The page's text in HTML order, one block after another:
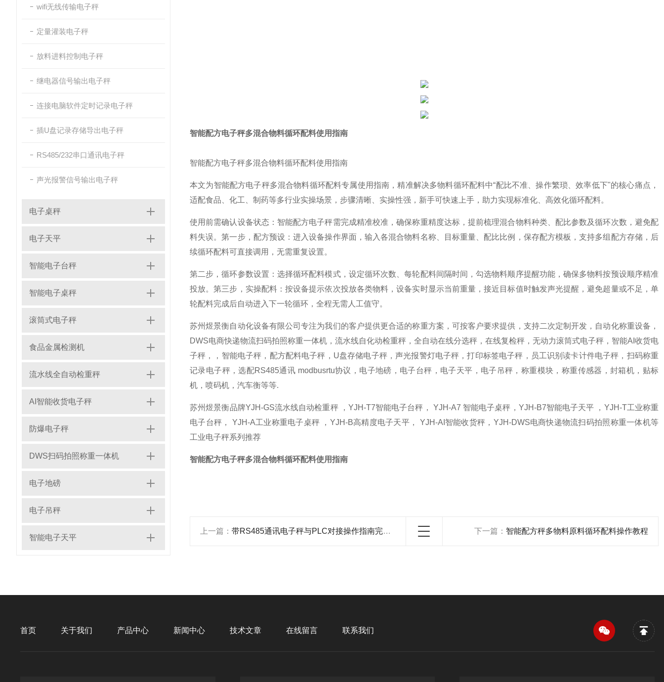
wifi无线传输电子秤
定量灌装电子秤
放料进料控制电子秤
继电器信号输出电子秤
连接电脑软件定时记录电子秤
插U盘记录存储导出电子秤
RS485/232串口通讯电子秤
声光报警信号输出电子秤
电子桌秤
电子天平
智能电子台秤
智能电子桌秤
滚筒式电子秤
食品金属检测机
流水线全自动检重秤
AI智能收货电子秤
防爆电子秤
DWS扫码拍照称重一体机
电子地磅
电子吊秤
智能电子天平
智能配方电子秤多混合物料循环配料使用指南
智能配方电子秤多混合物料循环配料使用指南
本文为智能配方电子秤多混合物料循环配料专属使用指南，精准解决多物料循环配料中“配比不准、操作繁琐、效率低下"的核心痛点，
适配食品、化工、制药等多行业实操场景，步骤清晰、实操性强，新手可快速上手，助力实现标准化、高效化循环配料。
使用前需确认设备状态：智能配方电子秤需完成精准校准，确保称重精度达标，提前梳理混合物料种类、配比参数及循环次数，避免配
料失误。第一步，配方预设：进入设备操作界面，输入各混合物料名称、目标重量、配比比例，保存配方模板，支持多组配方存储，后
续循环配料可直接调用，无需重复设置。
第二步，循环参数设置：选择循环配料模式，设定循环次数、每轮配料间隔时间，勾选物料顺序提醒功能，确保多物料按预设顺序精准
投放。第三步，实操配料：按设备提示依次投放各类物料，设备实时显示当前重量，接近目标值时触发声光提醒，避免超量或不足，单
轮配料完成后自动进入下一轮循环，全程无需人工值守。
苏州煜景衡自动化设备有限公司专注为我们的客户提供更合适的称重方案，可按客户要求提供，支持二次定制开发，自动化称重设备，
DWS电商快递物流扫码拍照称重一体机，流水线自化动检重秤，全自动在线分选秤，在线复检秤，无动力滚筒式电子秤，智能AI收货电
子秤，，智能电子秤，配方配料电子秤，U盘存储电子秤，声光报警灯电子秤，打印标签电子秤，员工识别读卡计件电子秤，扫码称重
记录电子秤，选配RS485通讯 modbusrtu协议，电子地磅，电子台秤，电子天平，电子吊秤，称重模块，称重传感器，封箱机，贴标
机，喷码机，汽车衡等等.
苏州煜景衡品牌YJH-GS流水线自动检重秤 ，YJH-T7智能电子台秤， YJH-A7 智能电子桌秤，YJH-B7智能电子天平 ，YJH-T工业称重
电子台秤， YJH-A工业称重电子桌秤 ，YJH-B高精度电子天平， YJH-AI智能收货秤，YJH-DWS电商快递物流扫码拍照称重一体机等
工业电子秤系列推荐
智能配方电子秤多混合物料循环配料使用指南
上一篇： 带RS485通讯电子秤与PLC对接操作指南完整版 下一篇： 智能配方秤多物料原料循环配料操作教程
首页 关于我们 产品中心 新闻中心 技术文章 在线留言 联系我们